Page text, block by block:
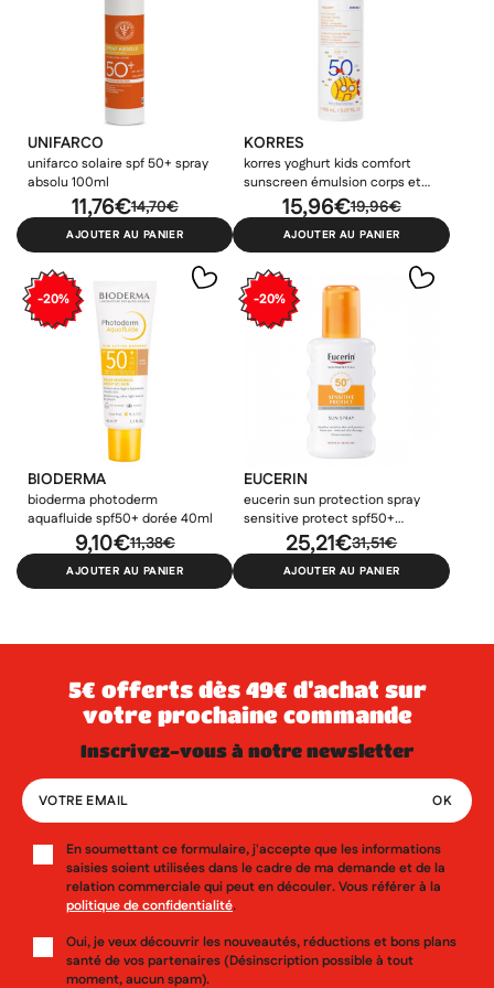
UNIFARCO
unifarco solaire spf 50+ spray
absolu 100ml
14,70€
11,76€
AJOUTER AU PANIER
KORRES
korres yoghurt kids comfort
sunscreen émulsion corps et
visage spf50 - 150ml19,96€
15,96€
AJOUTER AU PANIER
-20%
BIODERMA
bioderma photoderm
aquafluide spf50+ dorée 40ml
11,38€
9,10€
AJOUTER AU PANIER
-20%
EUCERIN
eucerin sun protection spray
sensitive protect spf50+
31,51€
25,21€
AJOUTER AU PANIER
5€ offerts dès 49€ d’achat sur
votre prochaine commande
inscrivez-vous à notre newsletter
En soumettant ce formulaire, j'accepte que les informations
saisies soient utilisées dans le cadre de ma demande et de la
relation commerciale qui peut en découler. Vous référer à la
politique de confidentialité.
Oui, je veux découvrir les nouveautés, réductions et bons plans
santé de vos partenaires (Désinscription possible à tout
moment, aucun spam).